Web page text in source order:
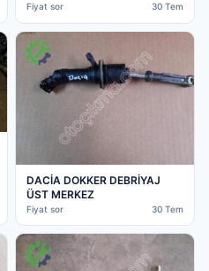
Fiyat sor 30 Tem
DACİA DOKKER DEBRİYAJ
ÜST MERKEZ
Fiyat sor 30 Tem